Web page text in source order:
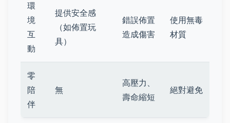
環
境
互
動
提供安全感
（如佈置玩
具）
錯誤佈置
造成傷害
使用無毒
材質
零
陪
伴
無
高壓力、
壽命縮短
絕對避免